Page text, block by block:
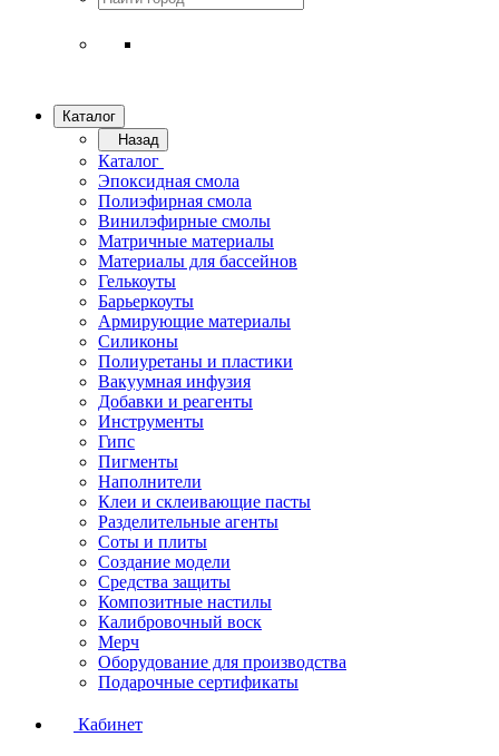
Каталог
Назад
Каталог
Эпоксидная смола
Полиэфирная смола
Винилэфирные смолы
Матричные материалы
Материалы для бассейнов
Гелькоуты
Барьеркоуты
Армирующие материалы
Силиконы
Полиуретаны и пластики
Вакуумная инфузия
Добавки и реагенты
Инструменты
Гипс
Пигменты
Наполнители
Клеи и склеивающие пасты
Разделительные агенты
Соты и плиты
Создание модели
Средства защиты
Композитные настилы
Калибровочный воск
Мерч
Оборудование для производства
Подарочные сертификаты
Кабинет